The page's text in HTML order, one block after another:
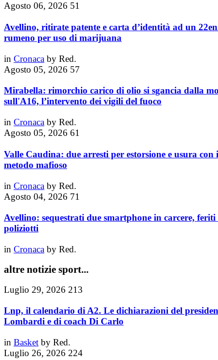
Agosto 06, 2026 51
Avellino, ritirate patente e carta d’identità ad un
rumeno per uso di marijuana
in Cronaca by Red.
Agosto 05, 2026 57
Mirabella: rimorchio carico di olio si sgancia dalla
sull'A16, l’intervento dei vigili del fuoco
in Cronaca by Red.
Agosto 05, 2026 61
Valle Caudina: due arresti per estorsione e usura con
metodo mafioso
in Cronaca by Red.
Agosto 04, 2026 71
Avellino: sequestrati due smartphone in carcere, feriti
poliziotti
in Cronaca by Red.
altre notizie sport...
Luglio 29, 2026 213
Lnp, il calendario di A2. Le dichiarazioni del
Lombardi e di coach Di Carlo
in Basket by Red.
Luglio 26, 2026 224